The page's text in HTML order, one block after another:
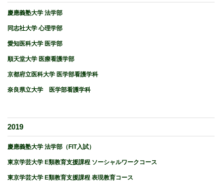
慶應義塾大学 法学部
同志社大学 心理学部
愛知医科大学 医学部
順天堂大学 医療看護学部
京都府立医科大学 医学部看護学科
奈良県立大学 医学部看護学科
2019
慶應義塾大学 法学部（FIT入試）
東京学芸大学 E類教育支援課程 ソーシャルワークコース
東京学芸大学 E類教育支援課程 表現教育コース